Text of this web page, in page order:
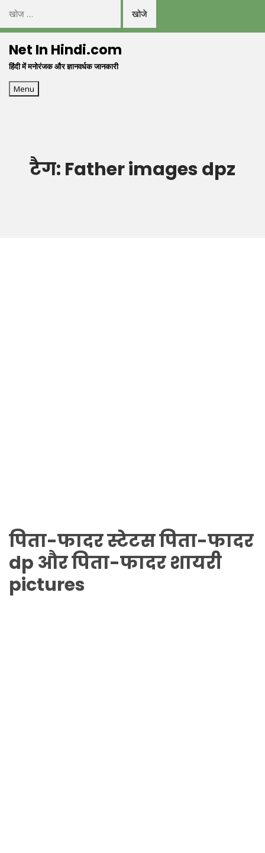
निम्न
को
खोजें:Net In Hindi.com
हिंदी में मनोरंजक और ज्ञानवर्धक जानकारी
Menu
टैग: Father images dpz
पिता-फादरस्टेटसपिता-फादर
dp औरपिता-फादरशायरी
pictures